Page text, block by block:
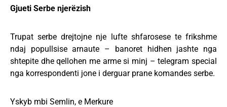
Gjueti Serbe njerëzish
Trupat serbe drejtojne nje lufte shfarosese te frikshme
ndaj popullsise arnaute – banoret hidhen jashte nga
shtepite dhe qellohen me arme si minj – telegram special
nga korrespondenti jone i derguar prane komandes serbe.
Yskyb mbi Semlin, e Merkure